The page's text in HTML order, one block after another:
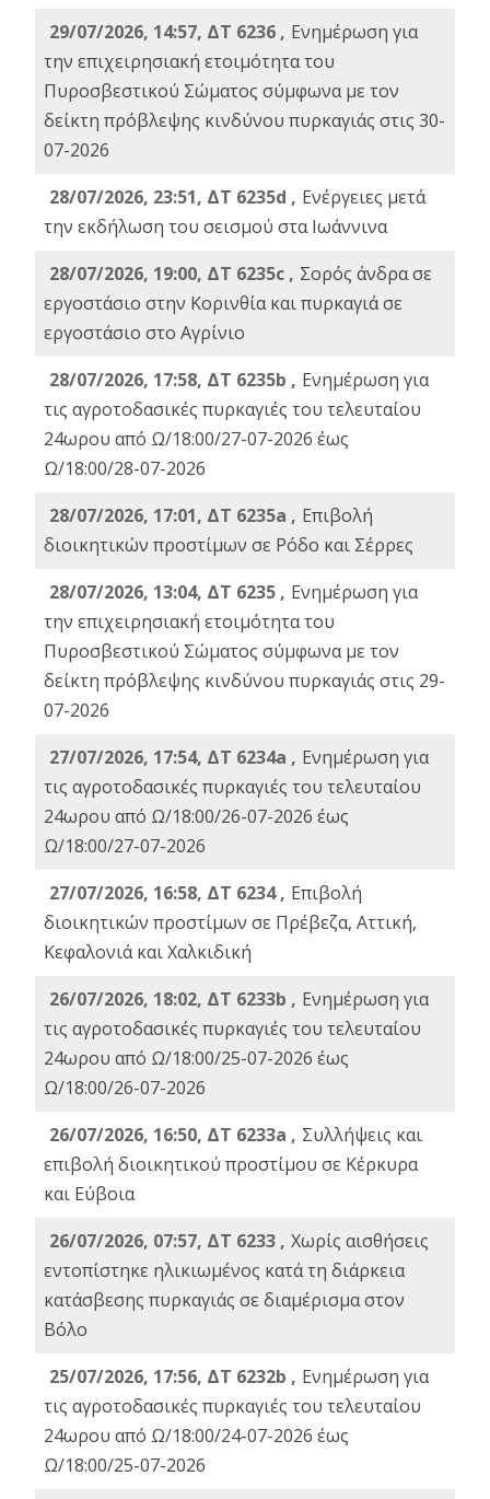
29/07/2026, 14:57, ΔΤ 6236 , Ενημέρωση για
την επιχειρησιακή ετοιμότητα του
Πυροσβεστικού Σώματος σύμφωνα με τον
δείκτη πρόβλεψης κινδύνου πυρκαγιάς στις 30-
07-2026
28/07/2026, 23:51, ΔΤ 6235d , Ενέργειες μετά
την εκδήλωση του σεισμού στα Ιωάννινα
28/07/2026, 19:00, ΔΤ 6235c , Σορός άνδρα σε
εργοστάσιο στην Κορινθία και πυρκαγιά σε
εργοστάσιο στο Αγρίνιο
28/07/2026, 17:58, ΔΤ 6235b , Ενημέρωση για
τις αγροτοδασικές πυρκαγιές του τελευταίου
24ωρου από Ω/18:00/27-07-2026 έως
Ω/18:00/28-07-2026
28/07/2026, 17:01, ΔΤ 6235a , Eπιβολή
διοικητικών προστίμων σε Ρόδο και Σέρρες
28/07/2026, 13:04, ΔΤ 6235 , Ενημέρωση για
την επιχειρησιακή ετοιμότητα του
Πυροσβεστικού Σώματος σύμφωνα με τον
δείκτη πρόβλεψης κινδύνου πυρκαγιάς στις 29-
07-2026
27/07/2026, 17:54, ΔΤ 6234a , Ενημέρωση για
τις αγροτοδασικές πυρκαγιές του τελευταίου
24ωρου από Ω/18:00/26-07-2026 έως
Ω/18:00/27-07-2026
27/07/2026, 16:58, ΔΤ 6234 , Eπιβολή
διοικητικών προστίμων σε Πρέβεζα, Αττική,
Κεφαλονιά και Χαλκιδική
26/07/2026, 18:02, ΔΤ 6233b , Ενημέρωση για
τις αγροτοδασικές πυρκαγιές του τελευταίου
24ωρου από Ω/18:00/25-07-2026 έως
Ω/18:00/26-07-2026
26/07/2026, 16:50, ΔΤ 6233a , Συλλήψεις και
επιβολή διοικητικού προστίμου σε Κέρκυρα
και Εύβοια
26/07/2026, 07:57, ΔΤ 6233 , Χωρίς αισθήσεις
εντοπίστηκε ηλικιωμένος κατά τη διάρκεια
κατάσβεσης πυρκαγιάς σε διαμέρισμα στον
Βόλο
25/07/2026, 17:56, ΔΤ 6232b , Ενημέρωση για
τις αγροτοδασικές πυρκαγιές του τελευταίου
24ωρου από Ω/18:00/24-07-2026 έως
Ω/18:00/25-07-2026